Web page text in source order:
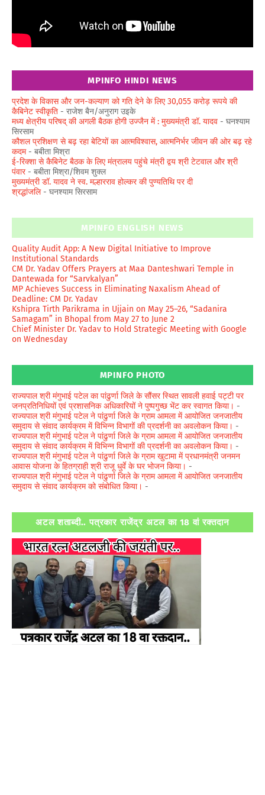
MPINFO HINDI NEWS
प्रदेश के विकास और जन-कल्याण को गति देने के लिए 30,055 करोड़ रूपये की
कैबिनेट स्वीकृति - राजेश बैन/अनुराग उइके
मध्य क्षेत्रीय परिषद् की अगली बैठक होगी उज्जैन में : मुख्यमंत्री डॉ. यादव - घनश्याम
सिरसाम
कौशल प्रशिक्षण से बढ़ रहा बेटियों का आत्मविश्वास, आत्मनिर्भर जीवन की ओर बढ़ रहे
कदम- बबीता मिश्रा
ई-रिक्शा से कैबिनेट बैठक के लिए मंत्रालय पहुंचे मंत्री द्वय श्री टेटवाल और श्री
पंवार- बबीता मिश्रा/शिवम शुक्ल
मुख्यमंत्री डॉ. यादव ने स्व. मल्हारराव होल्कर की पुण्यतिथि पर दी
श्रद्धांजलि- घनश्याम सिरसाम
MPINFO ENGLISH NEWS
Quality Audit App: A New Digital Initiative to Improve
Institutional Standards
CM Dr. Yadav Offers Prayers at Maa Danteshwari Temple in
Dantewada for “Sarvkalyan”
MP Achieves Success in Eliminating Naxalism Ahead of
Deadline: CM Dr. Yadav
Kshipra Tirth Parikrama in Ujjain on May 25–26, “Sadanira
Samagam” in Bhopal from May 27 to June 2
Chief Minister Dr. Yadav to Hold Strategic Meeting with Google
on Wednesday
MPINFO PHOTO
राज्यपाल श्री मंगुभाई पटेल का पांढुर्णा जिले के सौंसर स्थित सावली हवाई पट्टी पर
जनप्रतिनिधियों एवं प्रशासनिक अधिकारियों ने पुष्पगुच्छ भेंट कर स्वागत किया। -
राज्यपाल श्री मंगुभाई पटेल ने पांढुर्णा जिले के ग्राम आमला में आयोजित जनजातीय
समुदाय से संवाद कार्यक्रम में विभिन्न विभागों की प्रदर्शनी का अवलोकन किया। -
राज्यपाल श्री मंगुभाई पटेल ने पांढुर्णा जिले के ग्राम आमला में आयोजित जनजातीय
समुदाय से संवाद कार्यक्रम में विभिन्न विभागों की प्रदर्शनी का अवलोकन किया। -
राज्यपाल श्री मंगुभाई पटेल ने पांढुर्णा जिले के ग्राम खुटामा में प्रधानमंत्री जनमन
आवास योजना के हितग्राही श्री राजू धुर्वे के घर भोजन किया। -
राज्यपाल श्री मंगुभाई पटेल ने पांढुर्णा जिले के ग्राम आमला में आयोजित जनजातीय
समुदाय से संवाद कार्यक्रम को संबोधित किया। -
अटल शताब्दी.. पत्रकार राजेंद्र अटल का 18 वां रक्तदान